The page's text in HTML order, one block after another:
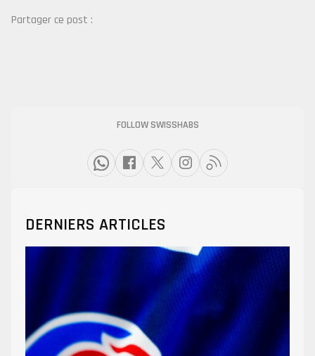
Partager ce post :
FOLLOW SWISSHABS
DERNIERS ARTICLES